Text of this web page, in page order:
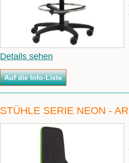
Details sehen
STÜHLE SERIE NEON -